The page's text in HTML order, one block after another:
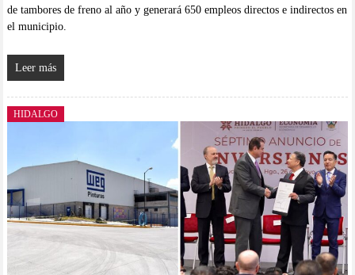
de tambores de freno al año y generará 650 empleos directos e indirectos en
el municipio.
Leer más
HIDALGO